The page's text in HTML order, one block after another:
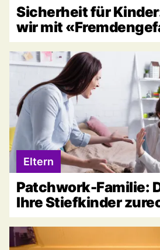
Sicherheit für
wir mit
Eltern
Patchwork-Familie:
Ihre Stiefkinder